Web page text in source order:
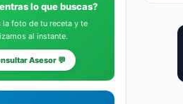
lo que buscas?
la foto de tu receta y te
al instante.
Asesor 💬